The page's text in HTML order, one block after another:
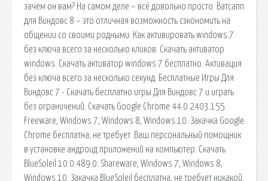
зачем он вам? На самом деле – всё довольно просто. Ватсапп
для Виндовс 8 – это отличная возможность сэкономить на
общении со своими родными. Как активировать windows 7
без ключа всего за несколько кликов. Скачать активатор
windows. Скачать активатор windows 7 бесплатно. Активация
без ключа всего за несколько секунд. Бесплатные Игры Для
Виндовс 7 - Скачать бесплатно игры Для Виндовс 7 и играть
без ограничений. Скачать Google Chrome 44.0.2403.155.
Freeware, Windows 7, Windows 8, Windows 10. Закачка Google
Chrome бесплатна, не требует. Ваш персональный помощник
в установке андроид приложений на компьютер. Скачать
BlueSoleil 10.0.489.0. Shareware, Windows 7, Windows 8,
Windows 10. Закачка BlueSoleil бесплатна, не требует никакой.